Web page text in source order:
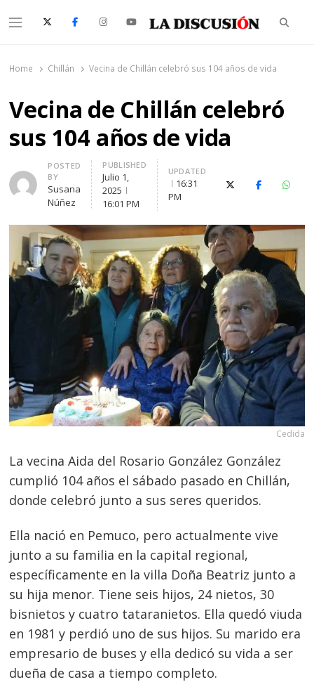
Menu
Home Chillán Vecina de Chillán celebró sus 104 años de vida
Vecina de Chillán celebró
sus 104 años de vida
Author
POSTED
BY
Susana
Núñez
PUBLISHED
Julio 1,
2025
16:01 PM
UPDATED
16:31
PM
X (Twitter)Facebook
Cedida
La vecina Aida del Rosario González González
cumplió 104 años el sábado pasado en Chillán,
donde celebró junto a sus seres queridos.
Ella nació en Pemuco, pero actualmente vive
junto a su familia en la capital regional,
específicamente en la villa Doña Beatriz junto a
su hija menor. Tiene seis hijos, 24 nietos, 30
bisnietos y cuatro tataranietos. Ella quedó viuda
en 1981 y perdió uno de sus hijos. Su marido era
empresario de buses y ella dedicó su vida a ser
dueña de casa a tiempo completo.